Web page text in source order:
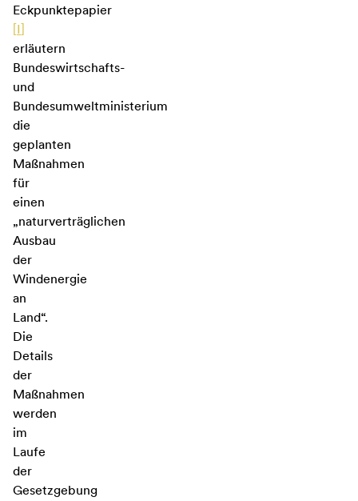
Eckpunktepapier
[I]
erläutern
Bundeswirtschafts-
und
Bundesumweltministerium
die
geplanten
Maßnahmen
für
einen
„naturverträglichen
Ausbau
der
Windenergie
an
Land“.
Die
Details
der
Maßnahmen
werden
im
Laufe
der
Gesetzgebung